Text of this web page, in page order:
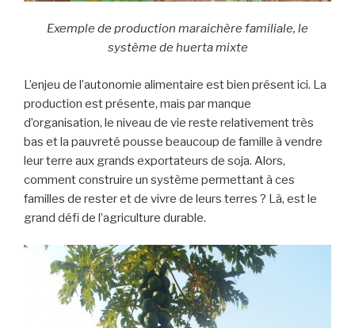
Exemple de production maraichère familiale, le
système de huerta mixte
L’enjeu de l’autonomie alimentaire est bien présent ici. La
production est présente, mais par manque
d’organisation, le niveau de vie reste relativement très
bas et la pauvreté pousse beaucoup de famille à vendre
leur terre aux grands exportateurs de soja. Alors,
comment construire un système permettant à ces
familles de rester et de vivre de leurs terres ? Là, est le
grand défi de l’agriculture durable.